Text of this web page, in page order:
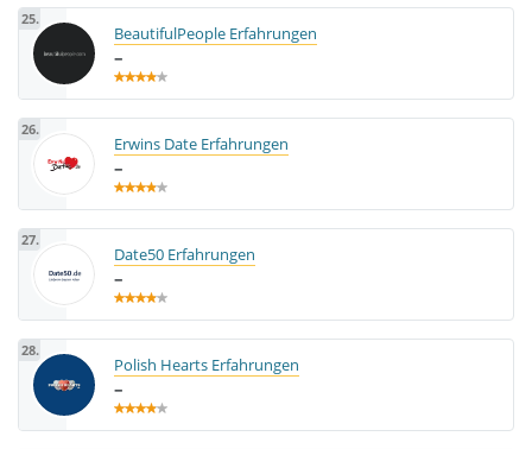
25.
BeautifulPeople Erfahrungen
–
26.
Erwins Date Erfahrungen
–
27.
Date50 Erfahrungen
–
28.
Polish Hearts Erfahrungen
–